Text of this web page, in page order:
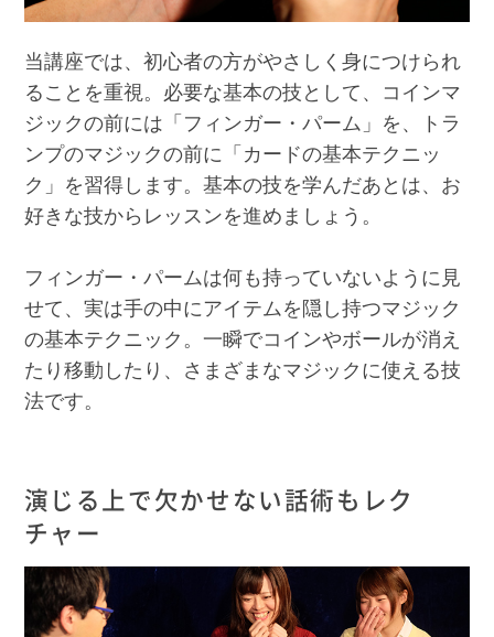
当講座では、初心者の方がやさしく身につけられ
ることを重視。必要な基本の技として、コインマ
ジックの前には「フィンガー・パーム」を、トラ
ンプのマジックの前に「カードの基本テクニッ
ク」を習得します。基本の技を学んだあとは、お
好きな技からレッスンを進めましょう。
フィンガー・パームは何も持っていないように見
せて、実は手の中にアイテムを隠し持つマジック
の基本テクニック。一瞬でコインやボールが消え
たり移動したり、さまざまなマジックに使える技
法です。
演じる上で欠かせない話術もレク
チャー